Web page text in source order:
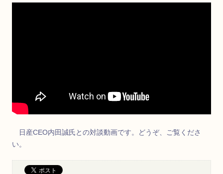
日産CEO内田誠氏との対談動画です。どうぞ、ご覧くださ
い。